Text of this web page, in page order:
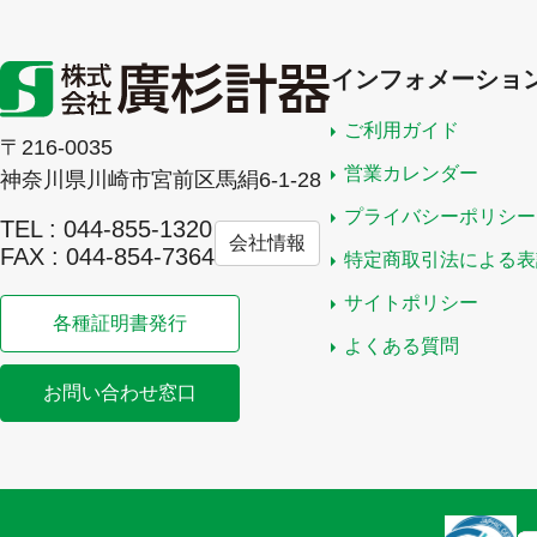
〒216-0035
神奈川県川崎市宮前区馬絹6-1-28
TEL : 044-855-1320
FAX : 044-854-7364
会社情報
各種証明書発行
お問い合わせ窓口
インフォメーショ
ご利用ガイド
営業カレンダー
プライバシーポリシー
特定商取引法による
サイトポリシー
よくある質問